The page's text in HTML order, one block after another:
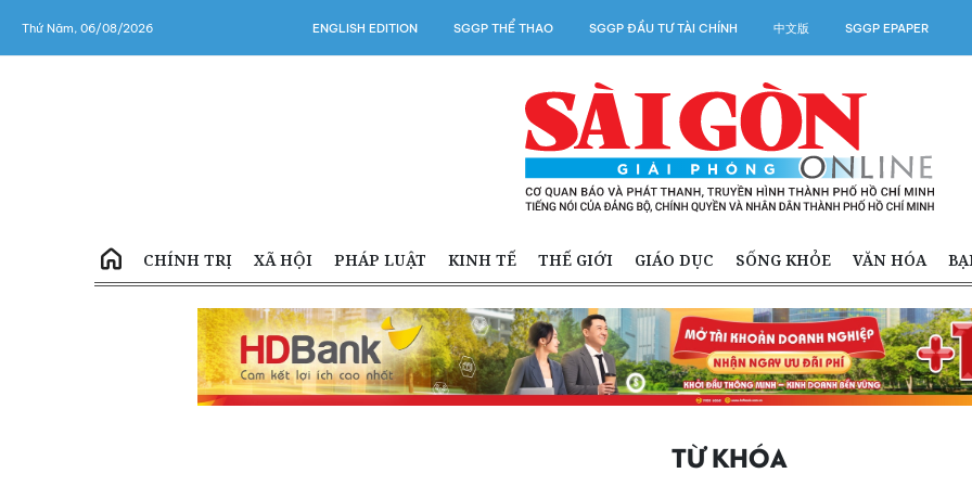
Thứ Năm, 06/08/2026 ENGLISH EDITION SGGP THỂ THAO SGGP ĐẦU TƯ TÀI CHÍNH 中文版 SGGP EPAPER
CHÍNH TRỊ XÃ HỘI PHÁP LUẬT KINH TẾ THẾ GIỚI GIÁO DỤC SỐNG KHỎE VĂN HÓA
TỪ KHÓA